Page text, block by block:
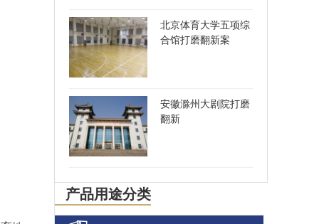
北京体育大学五项综
合馆打磨翻新案
安徽滁州大剧院打磨
翻新
产品用途分类